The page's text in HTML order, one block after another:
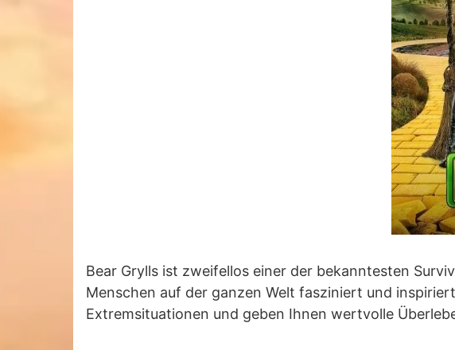
Bear Grylls ist zweifellos einer der bekanntesten
Menschen auf der ganzen Welt fasziniert und
Extremsituationen und geben Ihnen wertvolle